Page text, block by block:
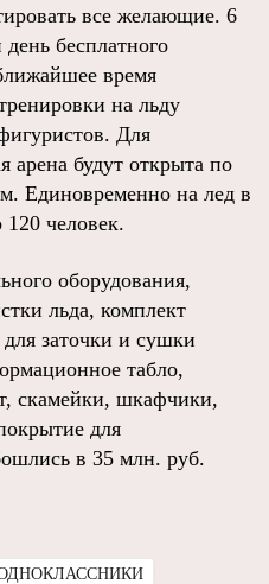
все желающие. 6
бесплатного
время
на льду
Для
арена будут открыта по
Единовременно на лед в
человек.
оборудования,
льда, комплект
заточки и сушки
табло,
скамейки, шкафчики,
для
в 35 млн. руб.